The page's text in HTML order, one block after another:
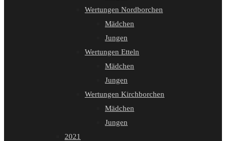
Wertungen Nordborchen
Mädchen
Jungen
Wertungen Etteln
Mädchen
Jungen
Wertungen Kirchborchen
Mädchen
Jungen
2021